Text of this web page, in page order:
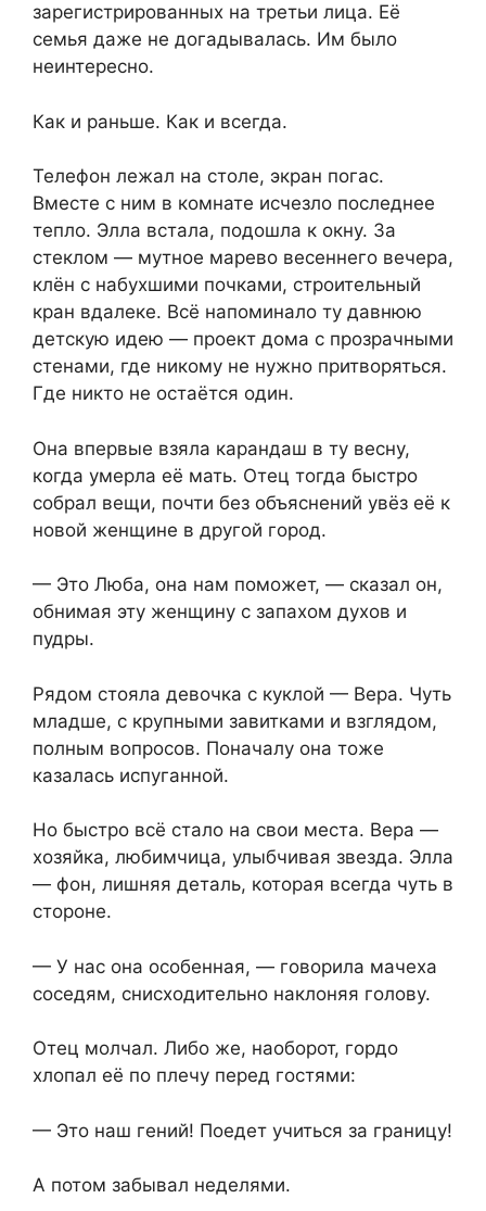
зарегистрированных на третьи лица. Её
семья даже не догадывалась. Им было
неинтересно.
Как и раньше. Как и всегда.
Телефон лежал на столе, экран погас.
Вместе с ним в комнате исчезло последнее
тепло. Элла встала, подошла к окну. За
стеклом — мутное марево весеннего вечера,
клён с набухшими почками, строительный
кран вдалеке. Всё напоминало ту давнюю
детскую идею — проект дома с прозрачными
стенами, где никому не нужно притворяться.
Где никто не остаётся один.
Она впервые взяла карандаш в ту весну,
когда умерла её мать. Отец тогда быстро
собрал вещи, почти без объяснений увёз её к
новой женщине в другой город.
— Это Люба, она нам поможет, — сказал он,
обнимая эту женщину с запахом духов и
пудры.
Рядом стояла девочка с куклой — Вера. Чуть
младше, с крупными завитками и взглядом,
полным вопросов. Поначалу она тоже
казалась испуганной.
Но быстро всё стало на свои места. Вера —
хозяйка, любимчица, улыбчивая звезда. Элла
— фон, лишняя деталь, которая всегда чуть в
стороне.
— У нас она особенная, — говорила мачеха
соседям, снисходительно наклоняя голову.
Отец молчал. Либо же, наоборот, гордо
хлопал её по плечу перед гостями:
— Это наш гений! Поедет учиться за границу!
А потом забывал неделями.